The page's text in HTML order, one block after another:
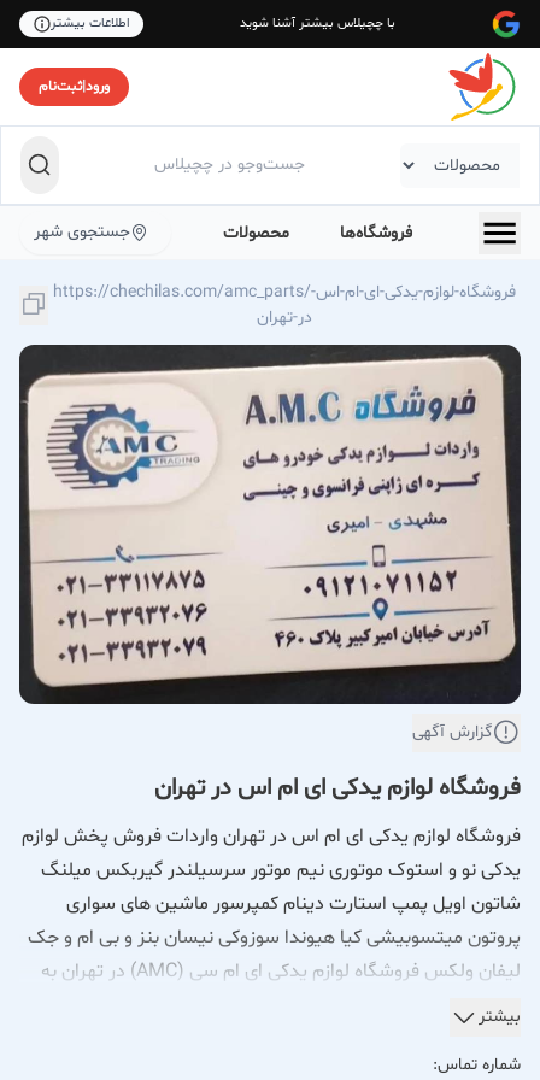
با چچیلاس بیشتر آشنا شوید اطلاعات بیشتر
ورود|ثبت‌نام
فروشگاه‌ها محصولات جستجوی شهر
https://chechilas.com/amc_parts/فروشگاه-لوازم-یدکی-ای-ام-اس-
در-تهران
گزارش آگهی
فروشگاه لوازم یدکی ای ام اس در تهران
فروشگاه لوازم یدکی ای ام اس در تهران واردات فروش پخش لوازم
یدکی نو و استوک موتوری نیم موتور سرسیلندر گیربکس میلنگ
شاتون اویل پمپ استارت دینام کمپرسور ماشین های سواری
پروتون میتسوبیشی کیا هیوندا سوزوکی نیسان بنز و بی ام و جک
لیفان ولکس فروشگاه لوازم یدکی ای ام سی (AMC) در تهران به
عنوان یکی از مراکز تخصصی تأمین و فروش قطعات یدکی خودرو، با
مشتریان فعالیت می‌کند. این مجموعه با بهره‌گیری از تجربه و
بیشتر
شماره تماس: